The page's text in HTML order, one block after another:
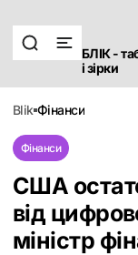
БЛІК -
і зірки
blik фінанси
Фінанси
США
від
міністр